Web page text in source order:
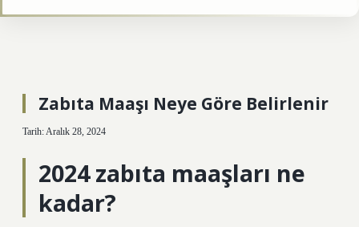
Zabıta Maaşı Neye Göre Belirlenir
Tarih: Aralık 28, 2024
2024 zabıta maaşları ne
kadar?